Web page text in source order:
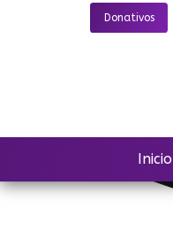
Donativos
Inicio